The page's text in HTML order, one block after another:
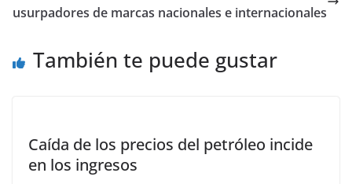
usurpadores de marcas nacionales e internacionales
También te puede gustar
Caída de los precios del petróleo incide
en los ingresos